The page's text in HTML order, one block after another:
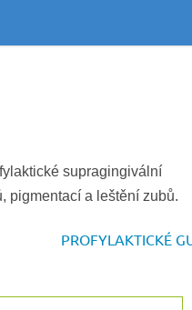
supragingivální
pigmentací a leštění zubů.
PROFYLAKTICKÉ